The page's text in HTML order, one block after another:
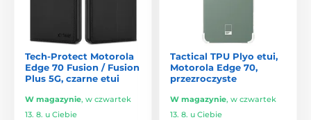
Tech-Protect Motorola
Edge 70 Fusion / Fusion
Plus 5G, czarne etui
W magazynie, w czwartek
13. 8. u Ciebie
Tactical TPU Plyo etui,
Motorola Edge 70,
przezroczyste
W magazynie, w czwartek
13. 8. u Ciebie